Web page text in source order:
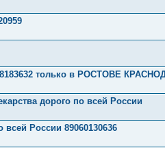
только в РОСТОВЕ
дорого по всей России
России 89060130636